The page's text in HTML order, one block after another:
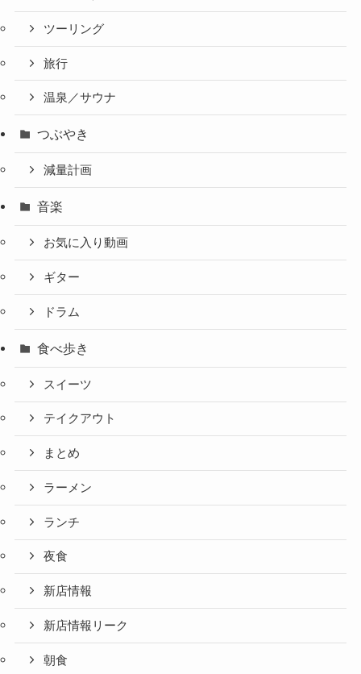
ツーリング
旅行
温泉／サウナ
つぶやき
減量計画
音楽
お気に入り動画
ギター
ドラム
食べ歩き
スイーツ
テイクアウト
まとめ
ラーメン
ランチ
夜食
新店情報
新店情報リーク
朝食